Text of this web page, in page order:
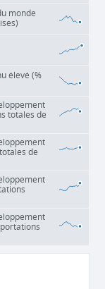
monde
élevé (%
totales de
de